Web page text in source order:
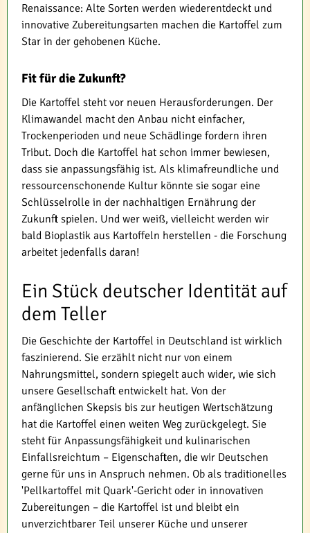
Renaissance: Alte Sorten werden wiederentdeckt und
innovative Zubereitungsarten machen die Kartoffel zum
Star in der gehobenen Küche.
Fit für die Zukunft?
Die Kartoffel steht vor neuen Herausforderungen. Der
Klimawandel macht den Anbau nicht einfacher,
Trockenperioden und neue Schädlinge fordern ihren
Tribut. Doch die Kartoffel hat schon immer bewiesen,
dass sie anpassungsfähig ist. Als klimafreundliche und
ressourcenschonende Kultur könnte sie sogar eine
Schlüsselrolle in der nachhaltigen Ernährung der
Zukunft spielen. Und wer weiß, vielleicht werden wir
bald Bioplastik aus Kartoffeln herstellen - die Forschung
arbeitet jedenfalls daran!
Ein Stück deutscher Identität auf
dem Teller
Die Geschichte der Kartoffel in Deutschland ist wirklich
faszinierend. Sie erzählt nicht nur von einem
Nahrungsmittel, sondern spiegelt auch wider, wie sich
unsere Gesellschaft entwickelt hat. Von der
anfänglichen Skepsis bis zur heutigen Wertschätzung
hat die Kartoffel einen weiten Weg zurückgelegt. Sie
steht für Anpassungsfähigkeit und kulinarischen
Einfallsreichtum – Eigenschaften, die wir Deutschen
gerne für uns in Anspruch nehmen. Ob als traditionelles
'Pellkartoffel mit Quark'-Gericht oder in innovativen
Zubereitungen – die Kartoffel ist und bleibt ein
unverzichtbarer Teil unserer Küche und unserer